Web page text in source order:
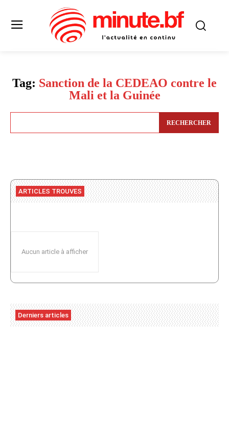
Tag: Sanction de la CEDEAO contre le
Mali et la Guinée
RECHERCHER
ARTICLES TROUVES
Aucun article à afficher
Derniers articles